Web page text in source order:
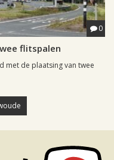
0
flitspalen
met de plaatsing van twee